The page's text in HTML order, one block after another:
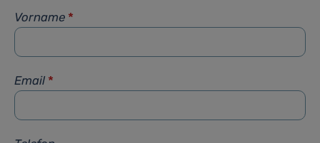
Vorname *
Email *